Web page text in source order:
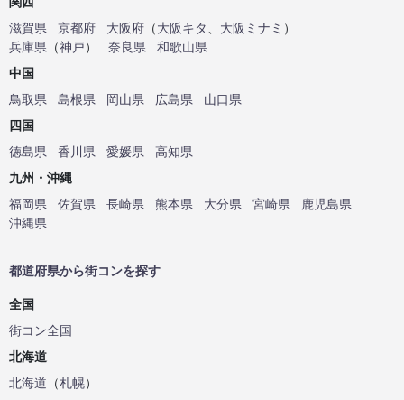
滋賀県
京都府 大阪府 （大阪キタ 大阪ミナミ ）
兵庫県 （神戸） 奈良県
和歌山県
中国
鳥取県
島根県 岡山県 広島県
山口県
四国
徳島県
香川県 愛媛県
高知県
九州・沖縄
福岡県
佐賀県 長崎県 熊本県 大分県 宮崎県
鹿児島県
沖縄県
都道府県から街コンを探す
全国
街コン全国
北海道
北海道 （札幌）